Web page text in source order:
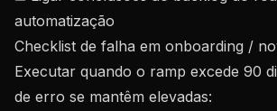
automatização
Checklist de falha em onboarding /
Executar quando o ramp excede 90
de erro se mantêm elevadas: